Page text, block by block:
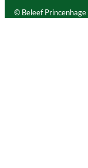
© Beleef Princenhage